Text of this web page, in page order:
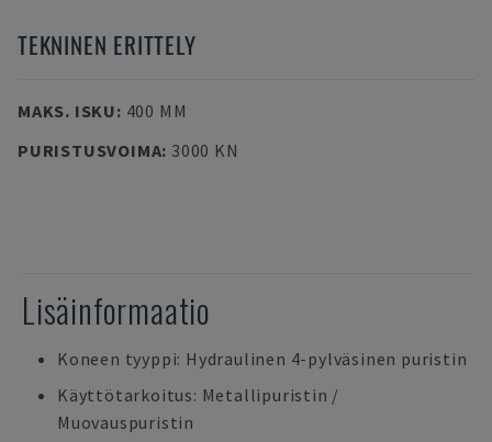
TEKNINEN ERITTELY
MAKS. ISKU: 400 MM
PURISTUSVOIMA: 3000 KN
Lisäinformaatio
Koneen tyyppi: Hydraulinen 4-pylväsinen puristin
Käyttötarkoitus: Metallipuristin /
Muovauspuristin